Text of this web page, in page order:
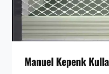
Manuel Kepenk